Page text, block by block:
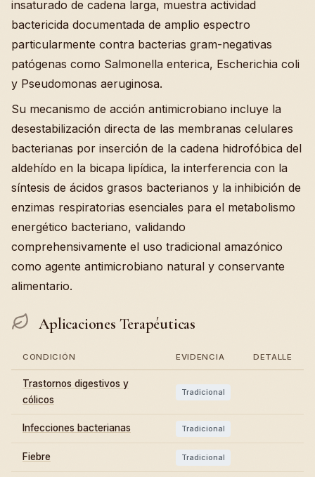
insaturado de cadena larga, muestra actividad
bactericida documentada de amplio espectro
particularmente contra bacterias gram-negativas
patógenas como Salmonella enterica, Escherichia coli
y Pseudomonas aeruginosa.
Su mecanismo de acción antimicrobiano incluye la
desestabilización directa de las membranas celulares
bacterianas por inserción de la cadena hidrofóbica del
aldehído en la bicapa lipídica, la interferencia con la
síntesis de ácidos grasos bacterianos y la inhibición de
enzimas respiratorias esenciales para el metabolismo
energético bacteriano, validando
comprehensivamente el uso tradicional amazónico
como agente antimicrobiano natural y conservante
alimentario.
Aplicaciones Terapéuticas
CONDICIÓN EVIDENCIA DETALLE
Trastornos digestivos y
cólicos
Tradicional
Infecciones bacterianas Tradicional
Fiebre Tradicional